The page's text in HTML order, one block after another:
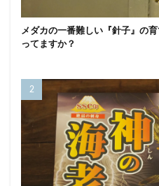
メダカの一番難しい『針子』の
ってますか？